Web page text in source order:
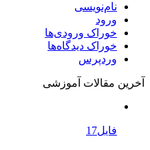
نام‌نویسی
ورود
خوراک ورودی‌ها
خوراک دیدگاه‌ها
وردپرس
آخرین مقالات آموزشی
فایل17